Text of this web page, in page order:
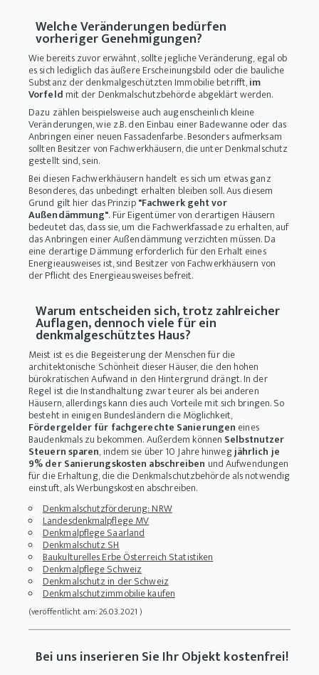
Welche Veränderungen bedürfen
vorheriger Genehmigungen?
Wie bereits zuvor erwähnt, sollte jegliche Veränderung, egal ob
es sich lediglich das äußere Erscheinungsbild oder die bauliche
Substanz der denkmalgeschützten Immobilie betrifft,im
Vorfeld mit der Denkmalschutzbehörde abgeklärt werden.
Dazu zählen beispielsweise auch augenscheinlich kleine
Veränderungen, wie z.B. den Einbau einer Badewanne oder das
Anbringen einer neuen Fassadenfarbe. Besonders aufmerksam
sollten Besitzer von Fachwerkhäusern, die unter Denkmalschutz
gestellt sind, sein.
Bei diesen Fachwerkhäusern handelt es sich um etwas ganz
Besonderes, das unbedingt erhalten bleiben soll. Aus diesem
Grund gilt hier das Prinzip"Fachwerk geht vor
Außendämmung". Für Eigentümer von derartigen Häusern
bedeutet das, dass sie, um die Fachwerkfassade zu erhalten, auf
das Anbringen einer Außendämmung verzichten müssen. Da
eine derartige Dämmung erforderlich für den Erhalt eines
Energieausweises ist, sind Besitzer von Fachwerkhäusern von
der Pflicht des Energieausweises befreit.
Warum entscheiden sich, trotz zahlreicher
Auflagen, dennoch viele für ein
denkmalgeschütztes Haus?
Meist ist es die Begeisterung der Menschen für die
architektonische Schönheit dieser Häuser, die den hohen
bürokratischen Aufwand in den Hintergrund drängt. In der
Regel ist die Instandhaltung zwar teurer als bei anderen
Häusern, allerdings kann dies auch Vorteile mit sich bringen. So
besteht in einigen Bundesländern die Möglichkeit,
Fördergelder für fachgerechte Sanierungen eines
Baudenkmals zu bekommen. Außerdem können Selbstnutzer
Steuern sparen, indem sie über 10 Jahre hinwegjährlich je
9% der Sanierungskosten abschreiben und Aufwendungen
für die Erhaltung, die die Denkmalschutzbehörde als notwendig
einstuft, als Werbungskosten abschreiben.
Denkmalschutzförderung: NRW
Landesdenkmalpflege MV
Denkmalpflege Saarland
Denkmalschutz SH
Baukulturelles Erbe Österreich Statistiken
Denkmalpflege Schweiz
Denkmalschutz in der Schweiz
Denkmalschutzimmobilie kaufen
(veröffentlicht am: 26.03.2021 )
Bei uns inserieren Sie Ihr Objekt kostenfrei!